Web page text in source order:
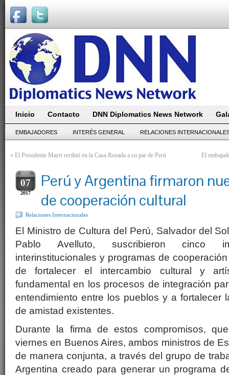
Inicio Contacto DNN Diplomatics News Network
EMBAJADORES INTERÉS GENERAL RELACIONES
« El Presidente Macri recibió en la Casa Rosada a su par de Perú El
NOV
07
2017
Perú y Argentina firmaron
de cooperación cultural
Relaciones Internacionales
El Ministro de Cultura del Perú, Salvador del
Pablo Avelluto, suscribieron cinco
interinstitucionales y programas de
de fortalecer el intercambio cultural y
fundamental en los procesos de integración
entendimiento entre los pueblos y a fortalecer
de amistad existentes.
Durante la firma de estos compromisos,
viernes en Buenos Aires, ambos ministros de
de manera conjunta, a través del grupo de
Argentina creado para generar un programa